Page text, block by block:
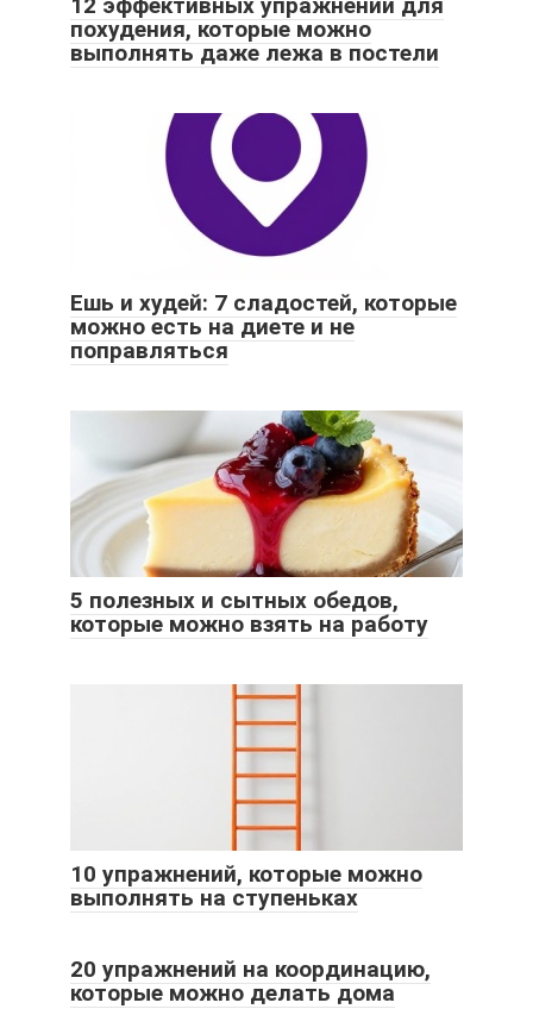
12 эффективных упражнений для
похудения, которые можно
выполнять даже лежа в постели
Ешь и худей: 7 сладостей, которые
можно есть на диете и не
поправляться
5 полезных и сытных обедов,
которые можно взять на работу
10 упражнений, которые можно
выполнять на ступеньках
20 упражнений на координацию,
которые можно делать дома